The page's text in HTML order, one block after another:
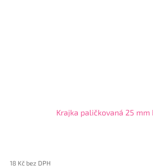
Krajka paličkovaná 25 mm
18 Kč bez DPH